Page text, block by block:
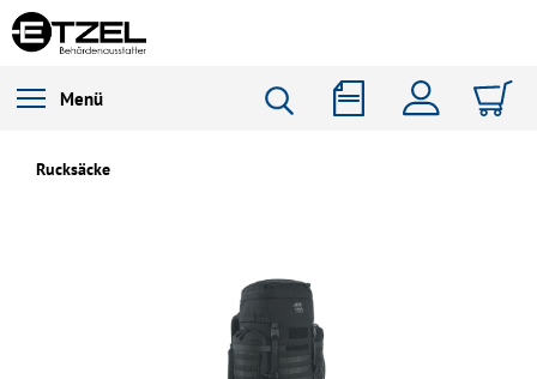
Menü
Rucksäcke